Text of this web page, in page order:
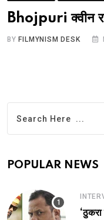
Bhojpuri क्वीन
BY FILMYNISM DESK
POPULAR NEWS